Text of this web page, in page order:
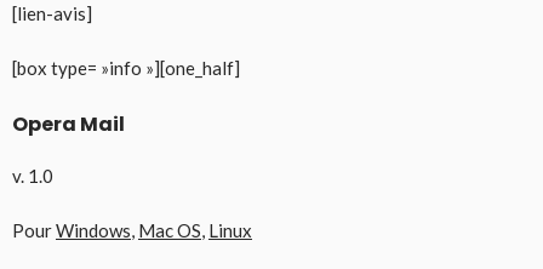
[lien-avis]
[box type= »info »][one_half]
Opera Mail
v. 1.0
PourWindows, Mac OS, Linux